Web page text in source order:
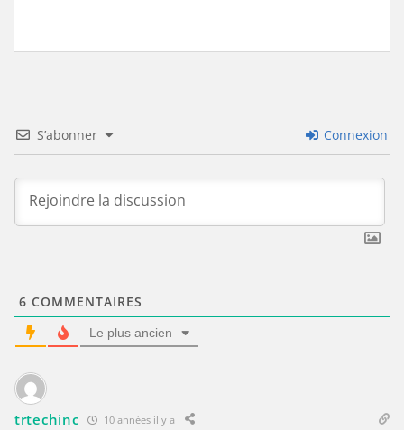
S’abonner Connexion
6 COMMENTAIRES
Le plus ancien
trtechinc 10 années il y a